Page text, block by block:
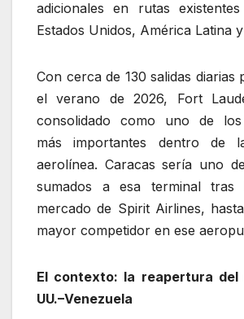
adicionales en rutas
Estados Unidos, América Latina
Con cerca de 130 salidas diarias
el verano de 2026, Fort
consolidado como uno de los
más importantes dentro de
aerolínea. Caracas sería uno
sumados a esa terminal tras
mercado de Spirit Airlines,
mayor competidor en ese
El contexto: la reapertura del
UU.–Venezuela